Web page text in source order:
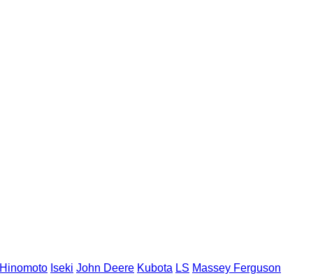
Hinomoto Iseki John Deere Kubota LS Massey Ferguson